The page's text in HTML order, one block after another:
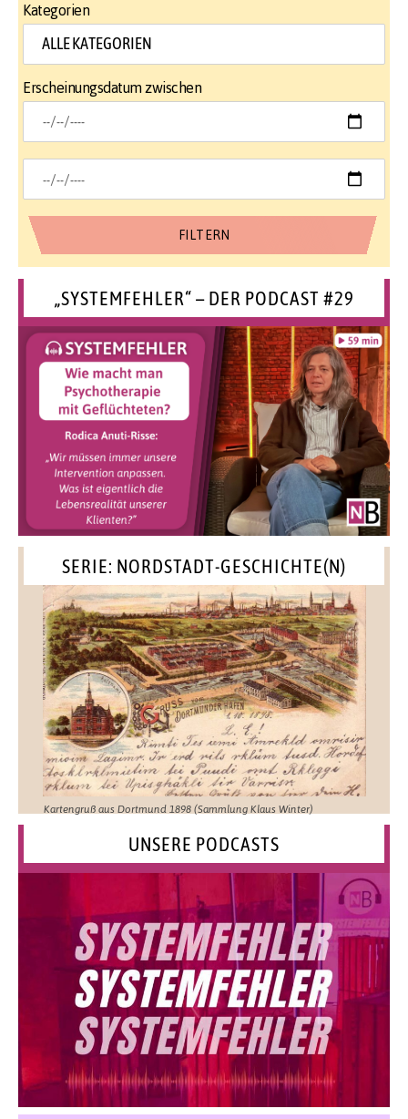
Kategorien
Erscheinungsdatum zwischen
„SYSTEMFEHLER“ – DER PODCAST #29
SERIE: NORDSTADT-GESCHICHTE(N)
Kartengruß aus Dortmund 1898 (Sammlung Klaus Winter)
UNSERE PODCASTS